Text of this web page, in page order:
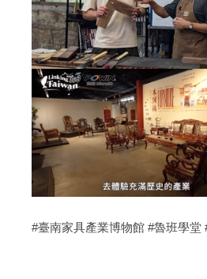
#臺南家具產業博物館 #魯班學堂